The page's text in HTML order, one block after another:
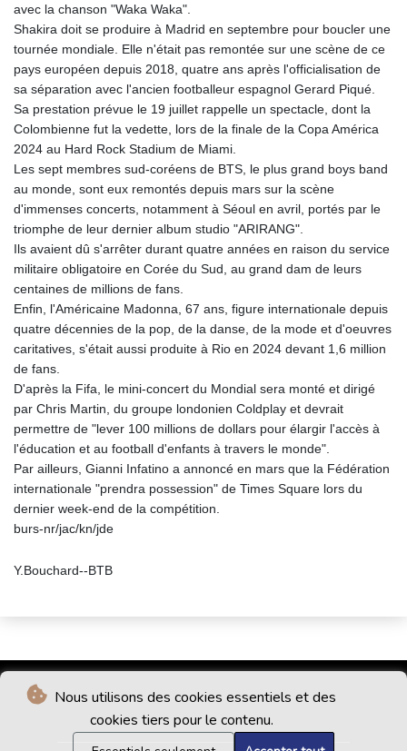
Nous utilisons des cookies essentiels et des
cookies tiers pour le contenu.
avec la chanson "Waka Waka".
Shakira doit se produire à Madrid en septembre pour boucler une
tournée mondiale. Elle n'était pas remontée sur une scène de ce
pays européen depuis 2018, quatre ans après l'officialisation de
sa séparation avec l'ancien footballeur espagnol Gerard Piqué.
Sa prestation prévue le 19 juillet rappelle un spectacle, dont la
Colombienne fut la vedette, lors de la finale de la Copa América
2024 au Hard Rock Stadium de Miami.
Les sept membres sud-coréens de BTS, le plus grand boys band
au monde, sont eux remontés depuis mars sur la scène
d'immenses concerts, notamment à Séoul en avril, portés par le
triomphe de leur dernier album studio "ARIRANG".
Ils avaient dû s'arrêter durant quatre années en raison du service
militaire obligatoire en Corée du Sud, au grand dam de leurs
centaines de millions de fans.
Enfin, l'Américaine Madonna, 67 ans, figure internationale depuis
quatre décennies de la pop, de la danse, de la mode et d'oeuvres
caritatives, s'était aussi produite à Rio en 2024 devant 1,6 million
de fans.
D'après la Fifa, le mini-concert du Mondial sera monté et dirigé
par Chris Martin, du groupe londonien Coldplay et devrait
permettre de "lever 100 millions de dollars pour élargir l'accès à
l'éducation et au football d'enfants à travers le monde".
Par ailleurs, Gianni Infatino a annoncé en mars que la Fédération
internationale "prendra possession" de Times Square lors du
dernier week-end de la compétition.
burs-nr/jac/kn/jde
Y.Bouchard--BTB